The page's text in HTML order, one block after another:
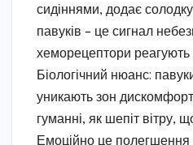
сидіннями, додає
павуків – це сигнал
хеморецептори
Біологічний нюанс:
уникають зон
гуманні, як шепіт вітру,
Емоційно це